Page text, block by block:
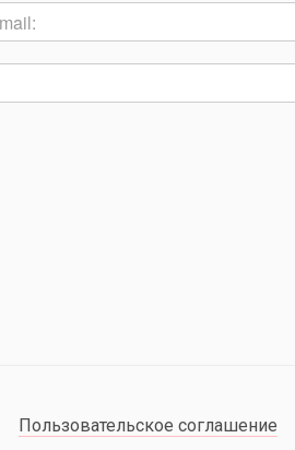
Пользовательское соглашение